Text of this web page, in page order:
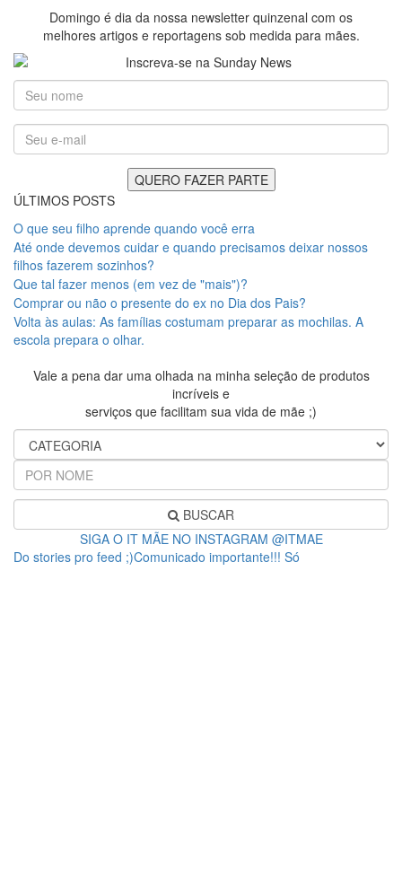
Domingo é dia da nossa newsletter quinzenal com os
melhores artigos e reportagens sob medida para mães.
ÚLTIMOS POSTS
O que seu filho aprende quando você erra
Até onde devemos cuidar e quando precisamos deixar nossos
filhos fazerem sozinhos?
Que tal fazer menos (em vez de "mais")?
Comprar ou não o presente do ex no Dia dos Pais?
Volta às aulas: As famílias costumam preparar as mochilas. A
escola prepara o olhar.
Vale a pena dar uma olhada na minha seleção de produtos
incríveis e
serviços que facilitam sua vida de mãe ;)
BUSCAR
SIGA O IT MÃE NO INSTAGRAM @ITMAE
Do stories pro feed ;)Comunicado importante!!! Só